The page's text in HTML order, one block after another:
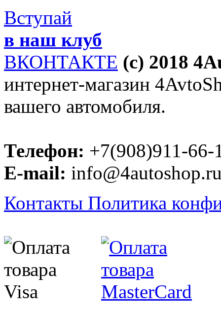
Вступай
в наш клуб
ВКОНТАКТЕ (c) 2018
интернет-магазин
вашего автомобиля.
Телефон: +7(908)911-66-
E-mail:
Контакты Политика